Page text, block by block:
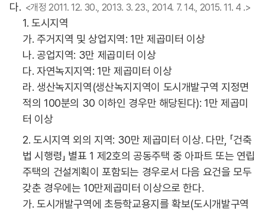
다. <개정 2011. 12. 30., 2013. 3. 23., 2014. 7. 14., 2015. 11. 4 .>
1. 도시지역
가. 주거지역 및 상업지역: 1만 제곱미터 이상
나. 공업지역: 3만 제곱미터 이상
다. 자연녹지지역: 1만 제곱미터 이상
라. 생산녹지지역(생산녹지지역이 도시개발구역 지정면
적의 100분의 30 이하인 경우만 해당된다): 1만 제곱미
터 이상
2. 도시지역 외의 지역: 30만 제곱미터 이상. 다만, 「건축
법 시행령」 별표 1 제2호의 공동주택 중 아파트 또는 연립
주택의 건설계획이 포함되는 경우로서 다음 요건을 모두
갖춘 경우에는 10만제곱미터 이상으로 한다.
가. 도시개발구역에 초등학교용지를 확보(도시개발구역